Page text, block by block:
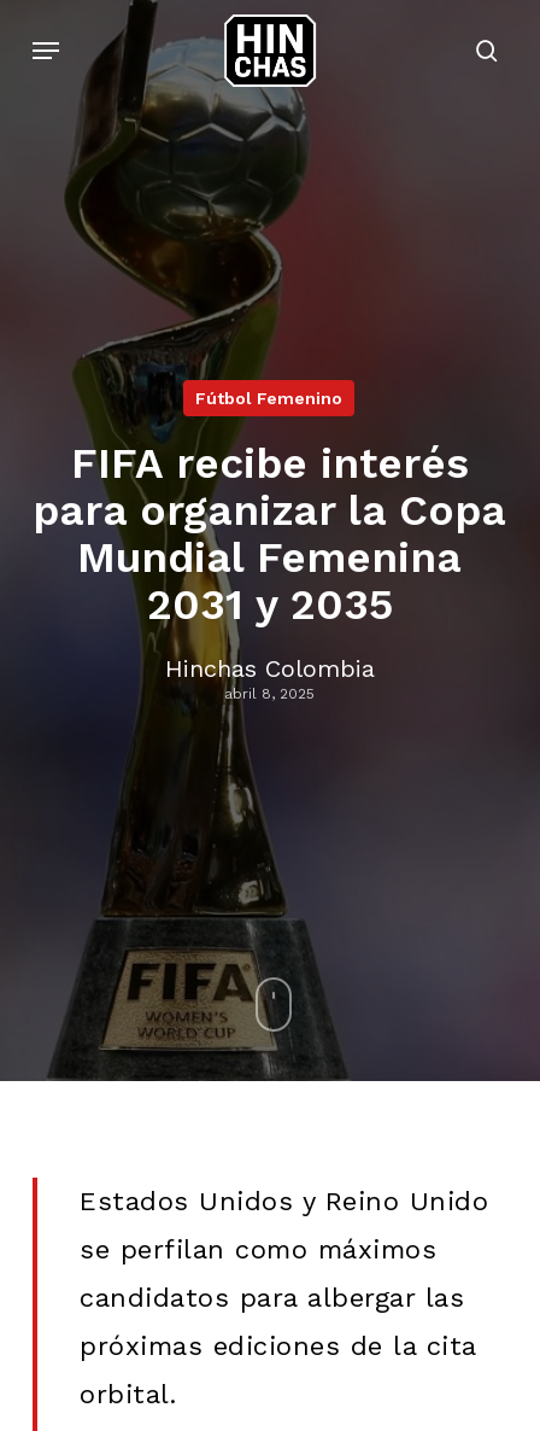
Menu
Fútbol Femenino
FIFA recibe interés
para organizar la Copa
Mundial Femenina
2031 y 2035
Hinchas Colombia
abril 8, 2025
Estados Unidos y Reino Unido
se perfilan como máximos
candidatos para albergar las
próximas ediciones de la cita
orbital.